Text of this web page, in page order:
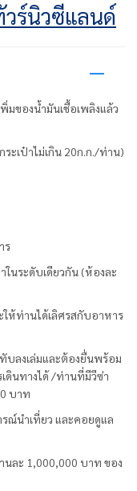
วร์นิวซีแลนด์
มของน้ำมันเชื้อเพลิงแล้ว
ะเป๋าไม่เกิน 20ก.ก./ท่าน)
ร
ในระดับเดียวกัน (ห้องละ
ให้ท่านได้เลิศรสกับอาหาร
บลงเล่มและต้องยื่นพร้อม
ดินทางได้ /ท่านที่มีวีซ่า
บาท
ณ์นำเที่ยว และคอยดูแล
นละ 1,000,000 บาท ของ